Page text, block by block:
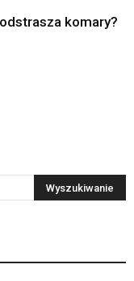
komary?